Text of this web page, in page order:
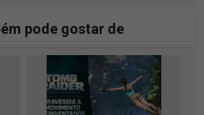
pode gostar de